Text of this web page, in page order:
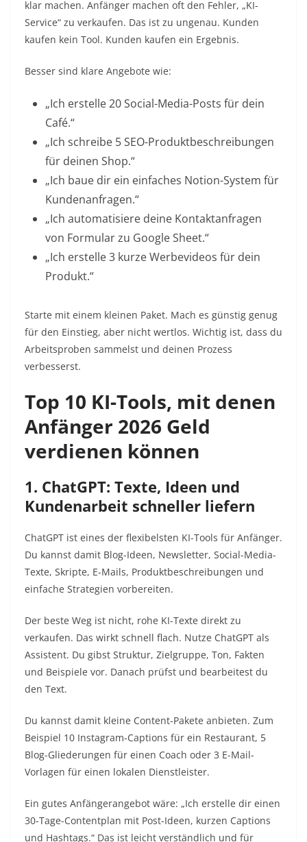
klar machen. Anfänger machen oft den Fehler, „KI-
Service“ zu verkaufen. Das ist zu ungenau. Kunden
kaufen kein Tool. Kunden kaufen ein Ergebnis.
Besser sind klare Angebote wie:
„Ich erstelle 20 Social-Media-Posts für dein
Café.“
„Ich schreibe 5 SEO-Produktbeschreibungen
für deinen Shop.“
„Ich baue dir ein einfaches Notion-System für
Kundenanfragen.“
„Ich automatisiere deine Kontaktanfragen
von Formular zu Google Sheet.“
„Ich erstelle 3 kurze Werbevideos für dein
Produkt.“
Starte mit einem kleinen Paket. Mach es günstig genug
für den Einstieg, aber nicht wertlos. Wichtig ist, dass du
Arbeitsproben sammelst und deinen Prozess
verbesserst.
Top 10 KI-Tools, mit denen
Anfänger 2026 Geld
verdienen können
1. ChatGPT: Texte, Ideen und
Kundenarbeit schneller liefern
ChatGPT ist eines der flexibelsten KI-Tools für Anfänger.
Du kannst damit Blog-Ideen, Newsletter, Social-Media-
Texte, Skripte, E-Mails, Produktbeschreibungen und
einfache Strategien vorbereiten.
Der beste Weg ist nicht, rohe KI-Texte direkt zu
verkaufen. Das wirkt schnell flach. Nutze ChatGPT als
Assistent. Du gibst Struktur, Zielgruppe, Ton, Fakten
und Beispiele vor. Danach prüfst und bearbeitest du
den Text.
Du kannst damit kleine Content-Pakete anbieten. Zum
Beispiel 10 Instagram-Captions für ein Restaurant, 5
Blog-Gliederungen für einen Coach oder 3 E-Mail-
Vorlagen für einen lokalen Dienstleister.
Ein gutes Anfängerangebot wäre: „Ich erstelle dir einen
30-Tage-Contentplan mit Post-Ideen, kurzen Captions
und Hashtags.“ Das ist leicht verständlich und für